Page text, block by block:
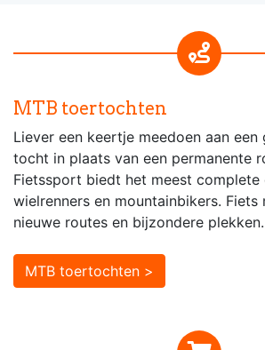
MTB toertochten
Liever een keertje meedoen aan een
tocht in plaats van een permanente
Fietssport biedt het meest
wielrenners en mountainbikers. Fiets
nieuwe routes en bijzondere plekken.
MTB toertochten >